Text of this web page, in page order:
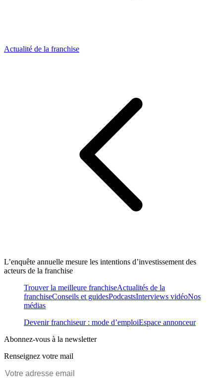
Actualité de la franchise
L’enquête annuelle mesure les intentions d’investissement des
acteurs de la franchise
Trouver la meilleure franchiseActualités de la
franchiseConseils et guidesPodcastsInterviews vidéoNos
médias
Devenir franchiseur : mode d’emploiEspace annonceur
Abonnez-vous à la newsletter
Renseignez votre mail